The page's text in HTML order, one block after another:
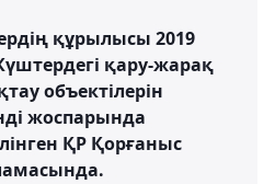
құрылысы 2019
қару-жарақ
объектілерін
жоспарында
ҚР Қорғаныс